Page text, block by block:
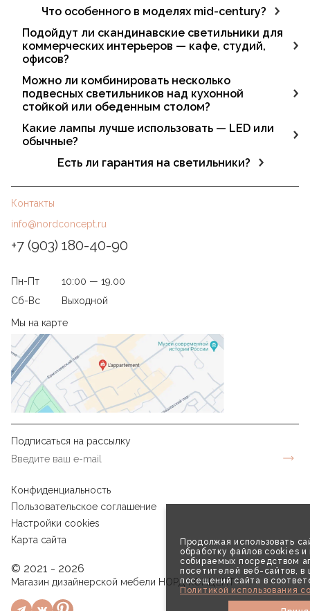
Продолжая использовать
обработку файлов cookies и
собираемых посредством
посетителей веб-сайтов, в
посещений сайта в
Политикой использования
Да, в ассортименте есть модели для гостиной, спальни,
Что особенного в моделях mid-century?
Формы с ретро-нотками, глянцевые поверхности,
латунные акценты. Такие люстры функциональны и
становятся центром внимания.
Подойдут ли скандинавские светильники для
коммерческих интерьеров — кафе, студий,
офисов?
Да, благодаря универсальному дизайну они
гармонично вписываются в рестораны, буфеты, лобби
и рабочие пространства.
Можно ли комбинировать несколько
подвесных светильников над кухонной
стойкой или обеденным столом?
Да. Модели одного цвета, но разной формы или
высоты позволяют создать выразительную световую
Какие лампы лучше использовать — LED или
обычные?
Рекомендуются LED-лампы — они экономичны, дают
Есть ли гарантия на светильники?
Да, на все светильники L'appartement
распространяется официальная гарантия,
подтверждающая качество и надёжность продукции.
Контакты
info@nordconcept.ru
+7 (903) 180-40-90
Пн-Пт
10:00 — 19.00
Сб-Вс
Выходной
Мы на карте
Подписаться на рассылку
Конфиденциальность
Пользовательское соглашение
Настройки cookies
Карта сайта
© 2021 - 2026
Магазин дизайнерской мебели НОРД КОНЦЕПТ